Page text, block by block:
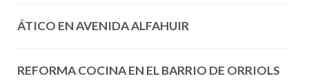
ÁTICO EN AVENIDA ALFAHUIR
REFORMA COCINA EN EL BARRIO DE ORRIOLS